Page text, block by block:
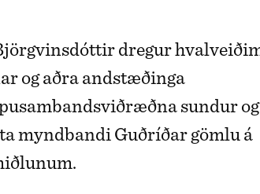
og aðra andstæðinga
sundur
myndbandi Guðríðar gömlu á